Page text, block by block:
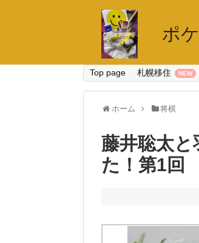
ポ
Top page 札幌移住
ホーム 将棋
藤井聡太と
た！第1回